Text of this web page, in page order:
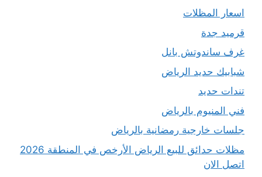
اسعار المظلات
قرميد جدة
غرف ساندوتش بانل
شبابيك حديد الرياض
تندات حديد
فني المنيوم بالرياض
جلسات خارجية رمضانية بالرياض
مظلات حدائق للبيع الرياض الأرخص في المنطقة 2026
اتصل الان